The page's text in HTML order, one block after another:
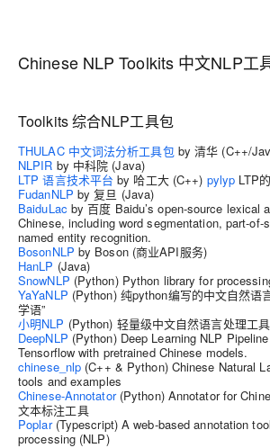
Chinese NLP Toolkits 中文NLP工
Toolkits 综合NLP工具包
THULAC 中文词法分析工具包by 清华 (C++/
NLPIR by 中科院 (Java)
LTP 语言技术平台 by 哈工大 (C++) pylyp LTP
FudanNLP by 复旦 (Java)
BaiduLac by 百度 Baidu’s open-source lexical
Chinese, including word segmentation, part-of-
named entity recognition.
BosonNLP by Boson (商业API服务)
HanLP (Java)
SnowNLP (Python) Python library for
YaYaNLP (Python) 纯python编写的中文自然语
学语”
小明NLP (Python) 轻量级中文自然语言处理工具
DeepNLP (Python) Deep Learning NLP
Tensorflow with pretrained Chinese models.
chinese_nlp (C++ & Python) Chinese Natural
tools and examples
Chinese-Annotator(Python) Annotator for
文本标注工具
Poplar(Typescript) A web-based annotation
processing (NLP)